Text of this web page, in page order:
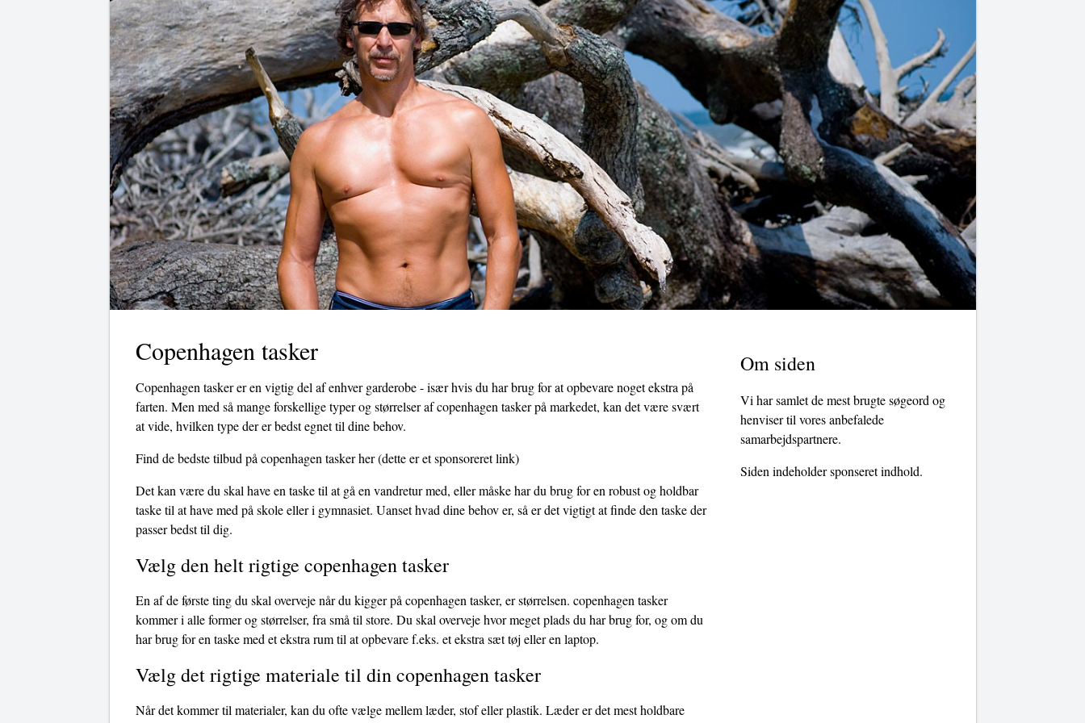
Copenhagen tasker
Copenhagen tasker er en vigtig del af enhver garderobe - især hvis du har brug for at opbevare noget ekstra på
farten. Men med så mange forskellige typer og størrelser af copenhagen tasker på markedet, kan det være svært
at vide, hvilken type der er bedst egnet til dine behov.
Find de bedste tilbud på copenhagen tasker her(dette er et sponsoreret link)
Det kan være du skal have en taske til at gå en vandretur med, eller måske har du brug for en robust og holdbar
taske til at have med på skole eller i gymnasiet. Uanset hvad dine behov er, så er det vigtigt at finde den taske der
passer bedst til dig.
Vælg den helt rigtige copenhagen tasker
En af de første ting du skal overveje når du kigger på copenhagen tasker, er størrelsen. copenhagen tasker
kommer i alle former og størrelser, fra små til store. Du skal overveje hvor meget plads du har brug for, og om du
har brug for en taske med et ekstra rum til at opbevare f.eks. et ekstra sæt tøj eller en laptop.
Vælg det rigtige materiale til din copenhagen tasker
Når det kommer til materialer, kan du ofte vælge mellem læder, stof eller plastik. Læder er det mest holdbare
Om siden
Vi har samlet de mest brugte søgeord og
henviser til vores anbefalede
samarbejdspartnere.
Siden indeholder sponseret indhold.